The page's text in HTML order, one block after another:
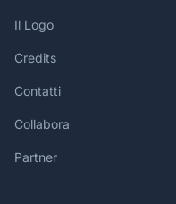
Il Logo
Credits
Contatti
Collabora
Partner